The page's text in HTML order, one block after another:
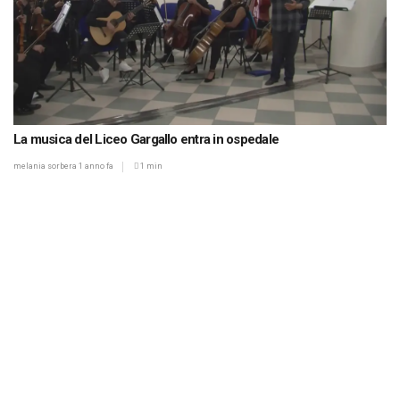
La musica del Liceo Gargallo entra in ospedale
melania sorbera 1 anno fa 1 min